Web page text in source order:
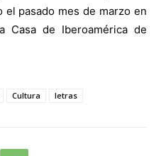
el pasado mes de marzo en
Casa de Iberoamérica de
Cultura letras